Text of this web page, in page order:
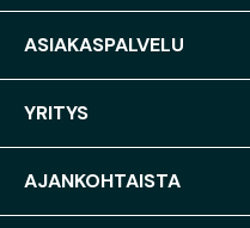
ASIAKASPALVELU
YRITYS
AJANKOHTAISTA